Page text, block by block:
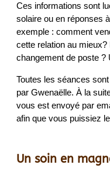
Ces informations sont
solaire ou en réponses
exemple : comment
cette relation au
changement de poste ?
Toutes les séances
par Gwenaëlle. À la
vous est envoyé par
afin que vous puissiez
Un soin en